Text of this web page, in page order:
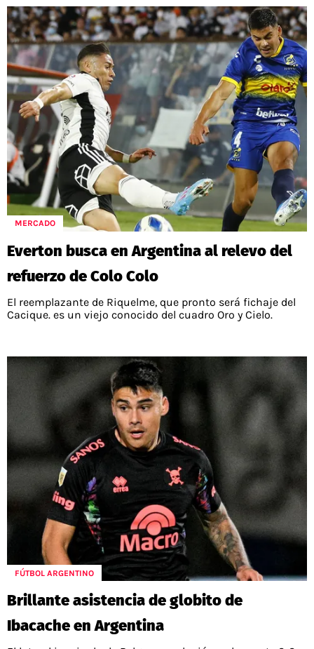
MERCADO
Everton busca en Argentina al relevo del
refuerzo de Colo Colo
El reemplazante de Riquelme, que pronto será fichaje del
Cacique. es un viejo conocido del cuadro Oro y Cielo.
FÚTBOL ARGENTINO
Brillante asistencia de globito de
Ibacache en Argentina